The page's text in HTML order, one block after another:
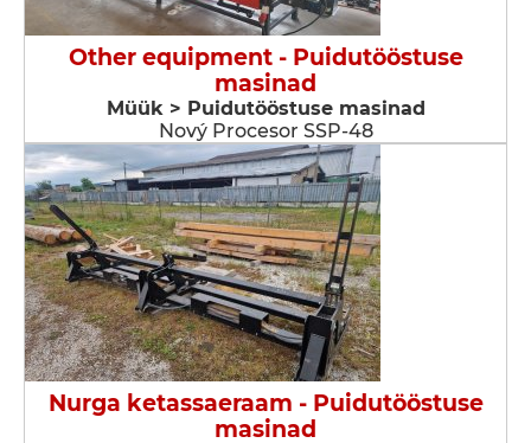
Other equipment - Puidutööstuse
masinad
Müük > Puidutööstuse masinad
Nový Procesor SSP-48
Nurga ketassaeraam - Puidutööstuse
masinad